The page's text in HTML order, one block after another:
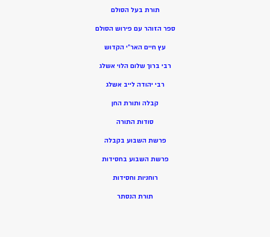
תורת בעל הסולם
ספר הזוהר עם פירוש הסולם
עץ חיים האר”י הקדוש
רבי ברוך שלום הלוי אשלג
רבי יהודה לייב אשלג
קבלה ותורת החן
סודות התורה
פרשת השבוע בקבלה
פרשת השבוע בחסידות
רוחניות וחסידות
תורת הנסתר